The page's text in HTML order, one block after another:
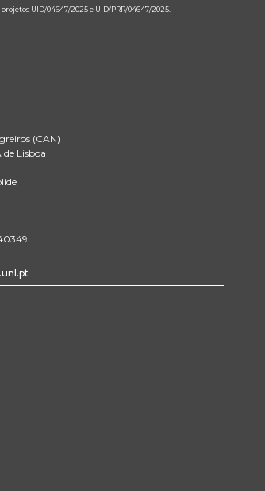
UID/04647/2025 e UID/PRR/04647/2025.
(CAN)
de Lisboa